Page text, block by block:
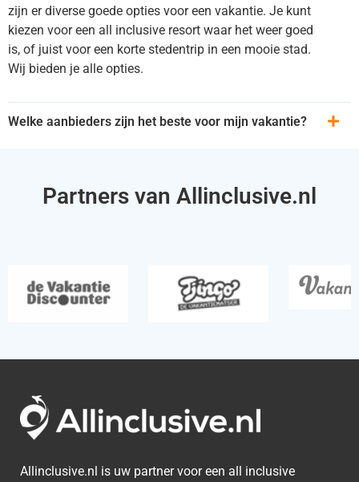
zijn er diverse goede opties voor een vakantie. Je kunt
kiezen voor een all inclusive resort waar het weer goed
is, of juist voor een korte stedentrip in een mooie stad.
Wij bieden je alle opties.
Welke aanbieders zijn het beste voor mijn vakantie?
Partners van Allinclusive.nl
Allinclusive.nl is uw partner voor een all inclusive